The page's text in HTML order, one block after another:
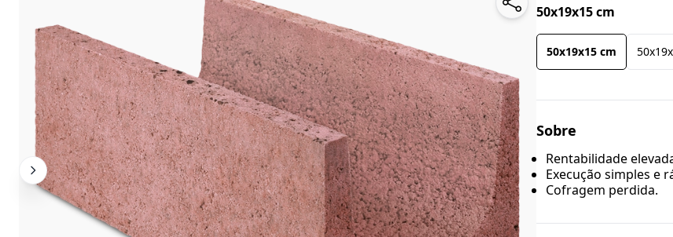
50x19x15 cm
50x19x15 cm
Sobre
Rentabilidade
Execução simples e
Cofragem perdida.